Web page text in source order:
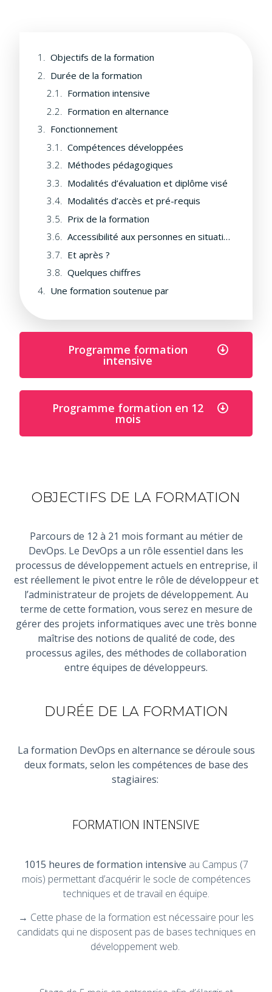
Objectifs de la formation
Durée de la formation
Formation intensive
Formation en alternance
Fonctionnement
Compétences développées
Méthodes pédagogiques
Modalités d’évaluation et diplôme visé
Modalités d’accès et pré-requis
Prix de la formation
Accessibilité aux personnes en situation de handicap
Et après ?
Quelques chiffres
Une formation soutenue par
Programme formation
intensive
Programme formation en 12
mois
OBJECTIFS DE LA FORMATION
Parcours de 12 à 21 mois formant au métier de
DevOps. Le DevOps a un rôle essentiel dans les
processus de développement actuels en entreprise, il
est réellement le pivot entre le rôle de développeur et
l’administrateur de projets de développement. Au
terme de cette formation, vous serez en mesure de
gérer des projets informatiques avec une très bonne
maîtrise des notions de qualité de code, des
processus agiles, des méthodes de collaboration
entre équipes de développeurs.
DURÉE DE LA FORMATION
La formation DevOps en alternance se déroule sous
deux formats, selon les compétences de base des
stagiaires:
FORMATION INTENSIVE
1015 heures de formation intensive au Campus (7
mois) permettant d’acquérir le socle de compétences
techniques et de travail en équipe.
→ Cette phase de la formation est nécessaire pour les
candidats qui ne disposent pas de bases techniques en
développement web.